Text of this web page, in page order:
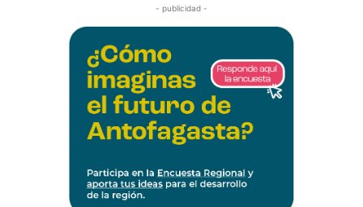
- publicidad -